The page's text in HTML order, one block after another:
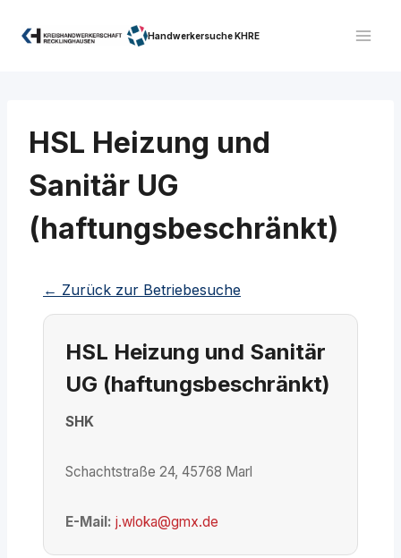
Inhalt
Handwerkersuche KHRE
HSL Heizung und
Sanitär UG
(haftungsbeschränkt)
← Zurück zur Betriebesuche
HSL Heizung und Sanitär
UG (haftungsbeschränkt)
SHK
Schachtstraße 24, 45768 Marl
E-Mail: j.wloka@gmx.de